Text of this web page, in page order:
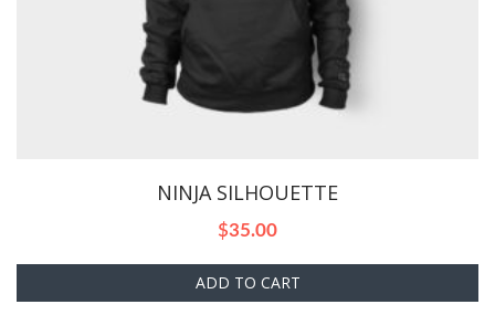
NINJA SILHOUETTE
$35.00
ADD TO CART